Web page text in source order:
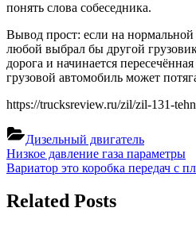
понять слова собеседника.
Вывод прост: если на нормальной
любой выбрал бы другой
дорога и начинается
грузовой автомобиль может
https://trucksreview.ru/zil/zil-131-
Дизельный двигатель
Навигация
по
записям
Previous
Post:
Низкое давление газа параметры
Next
Вариатор это коробка передач с
Related Posts